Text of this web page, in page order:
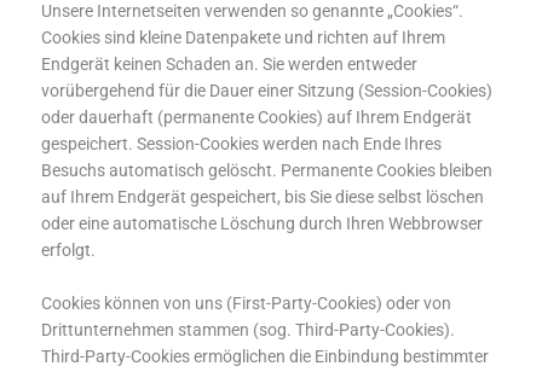
Unsere Internetseiten verwenden so genannte „Cookies“.
Cookies sind kleine Datenpakete und richten auf Ihrem
Endgerät keinen Schaden an. Sie werden entweder
vorübergehend für die Dauer einer Sitzung (Session-Cookies)
oder dauerhaft (permanente Cookies) auf Ihrem Endgerät
gespeichert. Session-Cookies werden nach Ende Ihres
Besuchs automatisch gelöscht. Permanente Cookies bleiben
auf Ihrem Endgerät gespeichert, bis Sie diese selbst löschen
oder eine automatische Löschung durch Ihren Webbrowser
erfolgt.
Cookies können von uns (First-Party-Cookies) oder von
Drittunternehmen stammen (sog. Third-Party-Cookies).
Third-Party-Cookies ermöglichen die Einbindung bestimmter